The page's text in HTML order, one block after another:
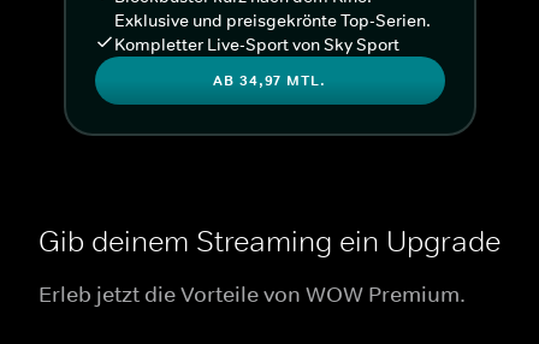
Exklusive und preisgekrönte Top-Serien.
Kompletter Live-Sport von Sky Sport
AB 34,97 MTL.
Gib deinem Streaming ein Upgrade
Erleb jetzt die Vorteile von WOW Premium.